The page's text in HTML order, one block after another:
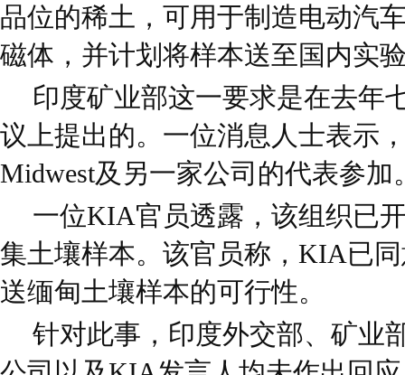
品位的稀土，可用于制造电动汽
磁体，并计划将样本送至国内实
印度矿业部这一要求是在去年
议上提出的。一位消息人士表示
Midwest及另一家公司的代表参加
一位KIA官员透露，该组织已
集土壤样本。该官员称，KIA已
送缅甸土壤样本的可行性。
针对此事，印度外交部、矿业